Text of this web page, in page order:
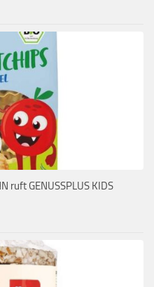
ruft GENUSSPLUS KIDS